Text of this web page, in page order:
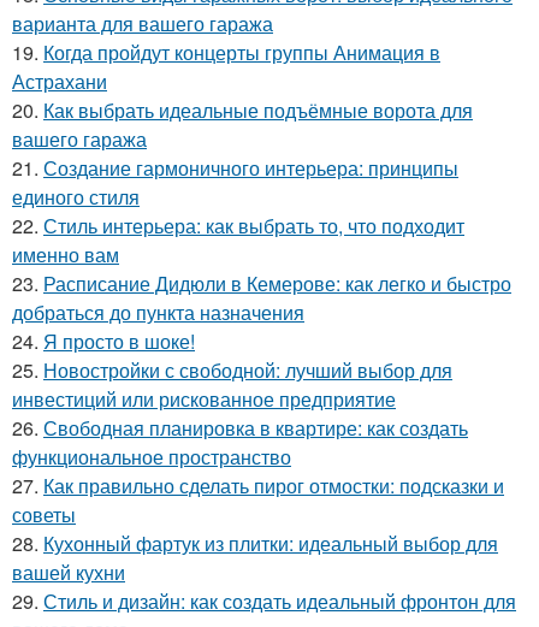
варианта для вашего гаража
19. Когда пройдут концерты группы Анимация в
Астрахани
20. Как выбрать идеальные подъёмные ворота для
вашего гаража
21. Создание гармоничного интерьера: принципы
единого стиля
22. Стиль интерьера: как выбрать то, что подходит
именно вам
23. Расписание Дидюли в Кемерове: как легко и быстро
добраться до пункта назначения
24. Я просто в шоке!
25. Новостройки с свободной: лучший выбор для
инвестиций или рискованное предприятие
26. Свободная планировка в квартире: как создать
функциональное пространство
27. Как правильно сделать пирог отмостки: подсказки и
советы
28. Кухонный фартук из плитки: идеальный выбор для
вашей кухни
29. Стиль и дизайн: как создать идеальный фронтон для